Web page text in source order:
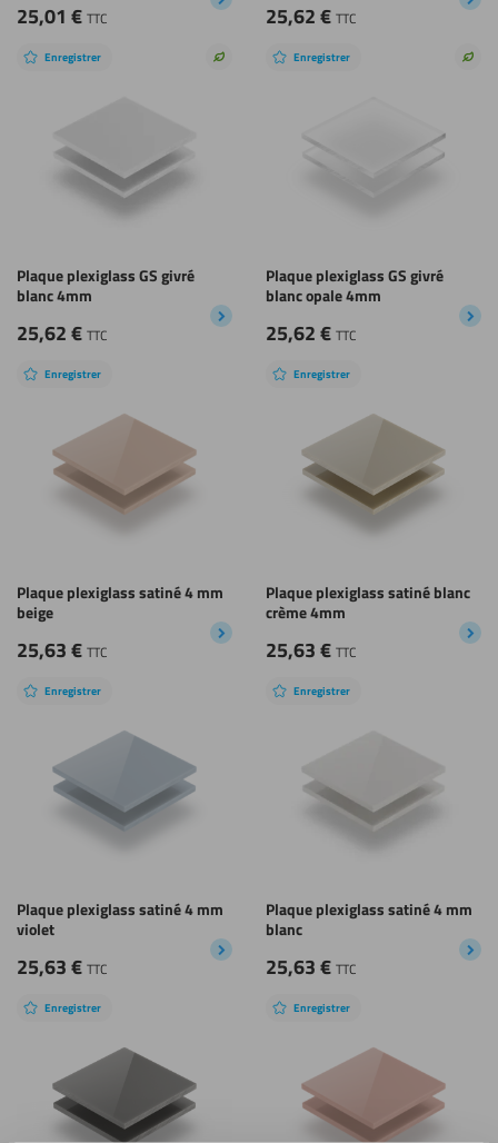
25,01 € TTC 25,62€ TTC
Enregistrer
Plaque plexiglass GS givré
blanc 4mm
25,62€ TTC
Choix
Enregistrer
Plaque plexiglass GS givré
blanc opale 4mm
25,62€ TTC
Enregistrer
Plaque plexiglass satiné 4 mm
beige
25,63€ TTC
Enregistrer
Plaque plexiglass satiné blanc
crème 4mm
25,63€ TTC
Enregistrer
Plaque plexiglass satiné 4 mm
violet
25,63€ TTC
Enregistrer
Plaque plexiglass satiné 4 mm
blanc
25,63€ TTC
Enregistrer Enregistrer